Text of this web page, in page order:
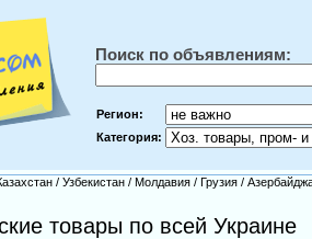
Поиск по объявлениям:
Регион:
Категория:
/ Узбекистан / Молдавия / Грузия /
товары по всей Украине